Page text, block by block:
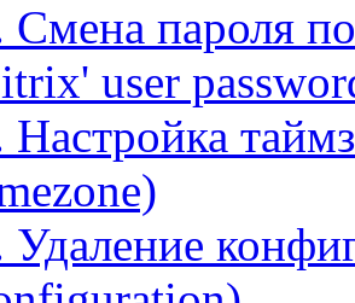
Смена пароля
user
Настройка
Удаление